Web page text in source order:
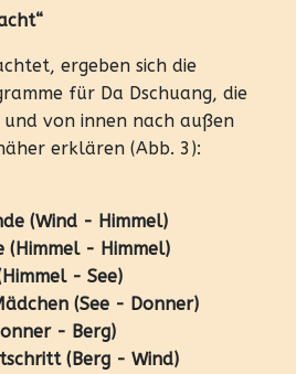
ergeben sich die
für Da Dschuang, die
von innen nach außen
erklären (Abb. 3):
(Wind - Himmel)
(Himmel - Himmel)
- See)
(See - Donner)
- Berg)
(Berg - Wind)